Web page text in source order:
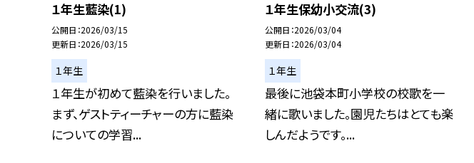
１年生藍染(1)
公開日 2026/03/15
更新日 2026/03/15
１年生
１年生が初めて藍染を行いました。
まず、ゲストティーチャーの方に藍染
についての学習...
１年生保幼小交流(3)
公開日 2026/03/04
更新日 2026/03/04
１年生
最後に池袋本町小学校の校歌を一
緒に歌いました。園児たちはとても楽
しんだようです。...